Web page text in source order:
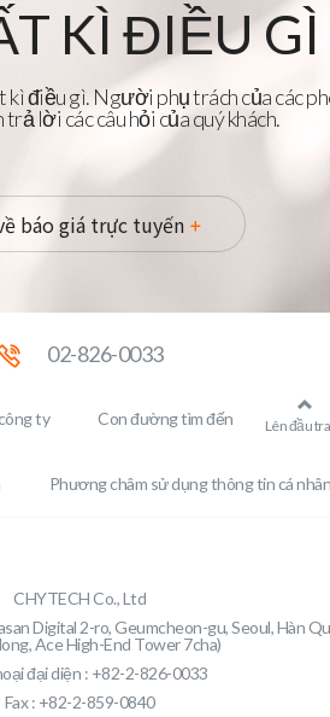
KÌ ĐIỀU GÌ
kì điều gì. Người phụ trách của các
lời các câu hỏi của quý khách.
báo giá trực tuyến
02-826-0033
ty Con đường tìm đến
Phương châm sử dụng thông tin cá nhân
Lên đầu
CHYTECH Co., Ltd
Digital 2-ro, Geumcheon-gu, Seoul, Hàn
Ace High-End Tower 7cha)
đại diện : +82-2-826-0033
Fax : +82-2-859-0840